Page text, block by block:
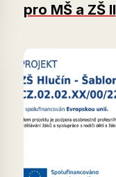
pro MŠ a ZŠ II